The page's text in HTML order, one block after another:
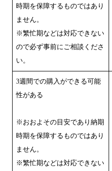
時期を保障するものではあり
ません。
※繁忙期などは対応できない
ので必ず事前にご相談くださ
い。
3週間での購入ができる可能
性がある
※おおよその目安であり納期
時期を保障するものではあり
ません。
※繁忙期などは対応できない